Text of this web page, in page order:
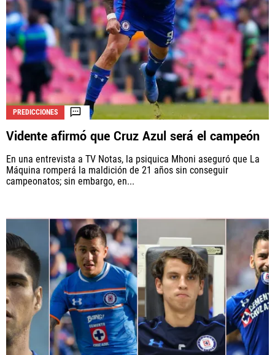
PREDICCIONES
Vidente afirmó que Cruz Azul será el campeón
En una entrevista a TV Notas, la psiquica Mhoni aseguró que La
Máquina romperá la maldición de 21 años sin conseguir
campeonatos; sin embargo, en...